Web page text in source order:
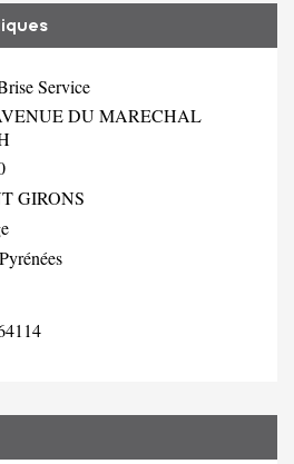
Service
DU MARECHAL
GIRONS